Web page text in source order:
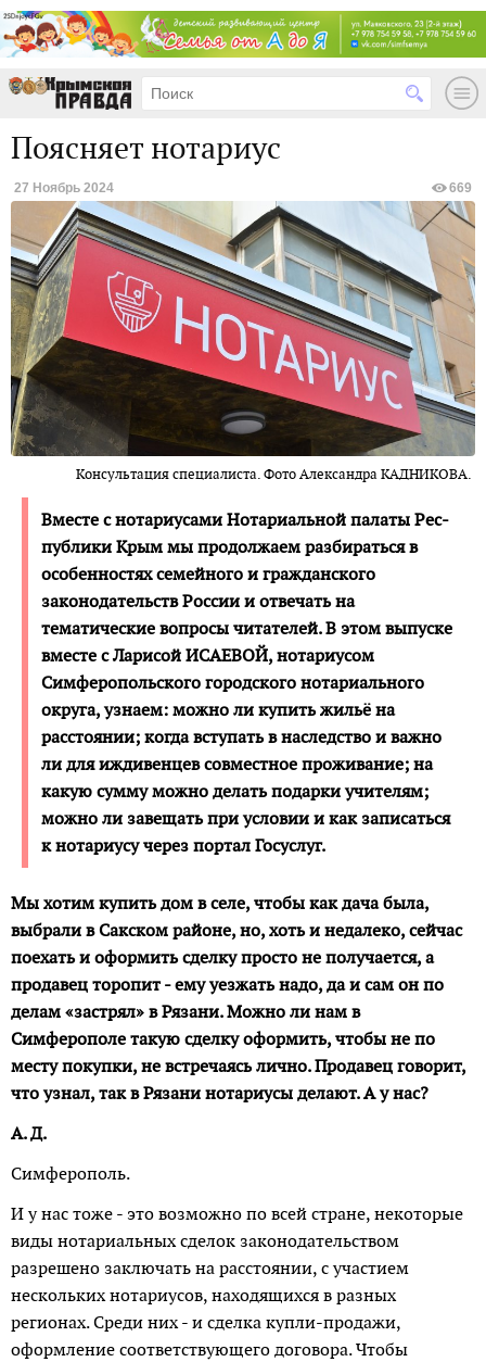
Поясняет нотариус
27 Ноябрь 2024 669
Консультация специалиста. Фото Александра КАДНИКОВА.
Вместе с нотариусами Нотариальной палаты Рес­
публики Крым мы продолжаем разбираться в
особенностях семейного и гражданского
законодательств России и отвечать на
тематические вопросы читателей. В этом выпуске
вместе с Ларисой ИСАЕВОЙ, нотариусом
Симферопольского городского нотариального
округа, узнаем: можно ли купить жильё на
расстоянии; когда вступать в наследство и важно
ли для иждивенцев совместное проживание; на
какую сумму можно делать подарки учителям;
можно ли завещать при условии и как записаться
к нотариусу через портал Госуслуг.
Мы хотим купить дом в селе, чтобы как дача была,
выбрали в Сакском районе, но, хоть и недалеко, сейчас
поехать и оформить сделку просто не получается, а
продавец торопит - ему уезжать надо, да и сам он по
делам «застрял» в Рязани. Можно ли нам в
Симферополе такую сделку оформить, чтобы не по
месту покупки, не встречаясь лично. Продавец говорит,
что узнал, так в Рязани нотариу­сы делают. А у нас?
А. Д.
Симферополь.
И у нас тоже - это возможно по всей стране, некоторые
виды нотариальных сделок законодательством
разрешено заключать на расстоянии, с участием
нескольких нотариу­сов, находящихся в разных
регионах. Среди них - и сделка купли-продажи,
оформление соответствующего договора. Чтобы